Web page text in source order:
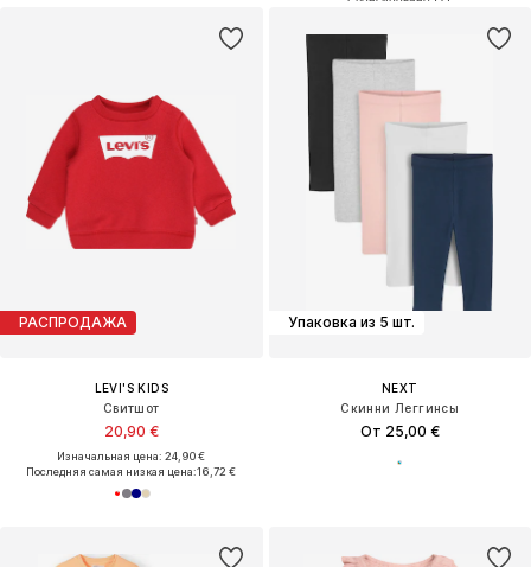
РАСПРОДАЖА
LEVI'S KIDS
Свитшот
20,90 €
Изначальная цена: 24,90 €
Последняя самая низкая цена:16,72 €
Упаковка из 5 шт.
NEXT
Скинни Леггинсы
От 25,00 €